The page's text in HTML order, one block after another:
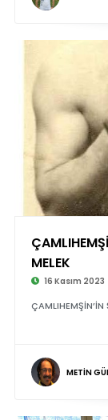
MELEK
16 Kasım 2023
METİN